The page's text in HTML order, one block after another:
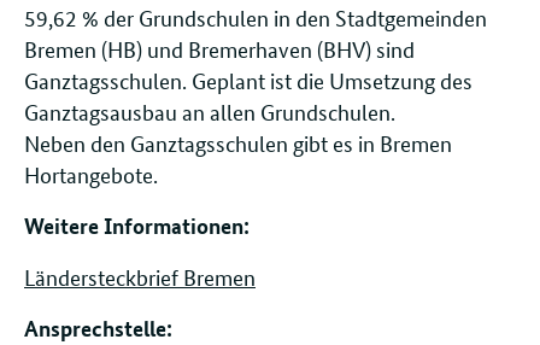
59,62 % der Grundschulen in den Stadtgemeinden
Bremen (HB) und Bremerhaven (BHV) sind
Ganztagsschulen. Geplant ist die Umsetzung des
Ganztagsausbau an allen Grundschulen.
Neben den Ganztagsschulen gibt es in Bremen
Hortangebote.
Weitere Informationen:
Ländersteckbrief Bremen
Ansprechstelle: ​​​​